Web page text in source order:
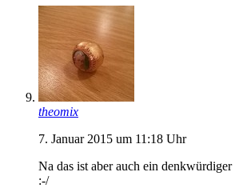
theomix
7. Januar 2015 um 11:18 Uhr
Na das ist aber auch ein
:-/